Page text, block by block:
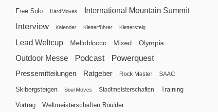
Free Solo HardMoves International Mountain Summit
Interview Kalender Kletterführer Klettersteig
Lead Weltcup Melloblocco Mixed Olympia
Outdoor Messe Podcast Powerquest
Pressemitteilungen Ratgeber Rock Master SAAC
Skibergsteigen Soul Moves Stadtmeisterschaften Training
Vortrag Weltmeisterschaften Boulder